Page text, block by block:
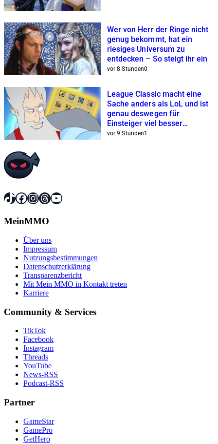
Wer von Herr der Ringe nicht
genug bekommt, hat ein
riesiges Universum zu
entdecken – So steigt ihr ein
vor 8 Stunden0
League Classic macht eine
Sache anders als LoL und ist
genau deswegen für
Einsteiger viel besser
geeignet
vor 9 Stunden1
TikTok
Facebook
Instagram
Threads
YouTube
MeinMMO
Über uns
Impressum
Nutzungsbestimmungen
Datenschutzerklärung
Transparenzbericht
Mit Mein MMO in Kontakt treten
Karriere
Community & Services
TikTok
Facebook
Instagram
Threads
YouTube
News-RSS
Podcast-RSS
Partner
GameStar
GamePro
GetHero